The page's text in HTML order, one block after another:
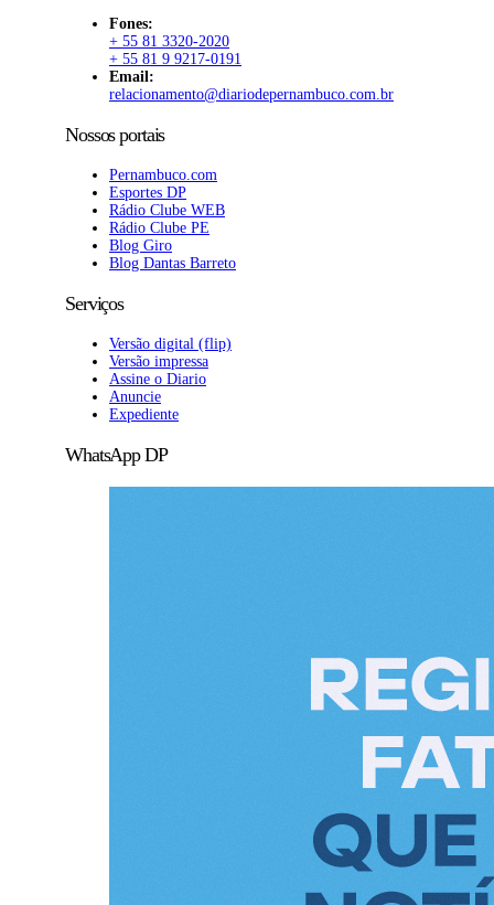
Fones:
+ 55 81 3320-2020
+ 55 81 9 9217-0191
Email:
relacionamento@diariodepernambuco.com.br
Nossos portais
Pernambuco.com
Esportes DP
Rádio Clube WEB
Rádio Clube PE
Blog Giro
Blog Dantas Barreto
Serviços
Versão digital (flip)
Versão impressa
Assine o Diario
Anuncie
Expediente
WhatsApp DP